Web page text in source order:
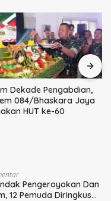
Dekade Pengabdian,
084/Bhaskara Jaya
HUT ke-60
Pengeroyokan Dan
12 Pemuda Diringkus